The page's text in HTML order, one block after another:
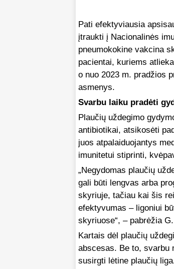
Pati efektyviausia
įtraukti į Nacionalinės
pneumokokine vakcina
pacientai, kuriems
o nuo 2023 m. pradžios
asmenys.
Svarbu laiku pradėti
Plaučių uždegimo
antibiotikai, atsikosėti
juos atpalaiduojantys
imunitetui stiprinti,
„Negydomas plaučių
gali būti lengvas arba
skyriuje, tačiau kai šis
efektyvumas – ligoniui
skyriuose“, – pabrėžia
Kartais dėl plaučių
abscesas. Be to, svarbu
susirgti lėtine plaučių